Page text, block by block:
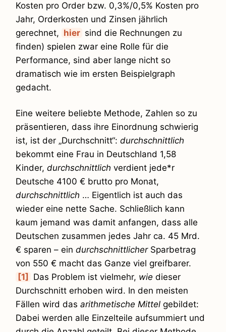
Kosten pro Order bzw. 0,3%/0,5% Kosten pro
Jahr, Orderkosten und Zinsen jährlich
gerechnet, hier sind die Rechnungen zu
finden) spielen zwar eine Rolle für die
Performance, sind aber lange nicht so
dramatisch wie im ersten Beispielgraph
gedacht.
Eine weitere beliebte Methode, Zahlen so zu
präsentieren, dass ihre Einordnung schwierig
ist, ist der „Durchschnitt“: durchschnittlich
bekommt eine Frau in Deutschland 1,58
Kinder, durchschnittlich verdient jede*r
Deutsche 4100 € brutto pro Monat,
durchschnittlich … Eigentlich ist auch das
wieder eine nette Sache. Schließlich kann
kaum jemand was damit anfangen, dass alle
Deutschen zusammen jedes Jahr ca. 45 Mrd.
€ sparen – ein durchschnittlicherSparbetrag
von 550 € macht das Ganze viel greifbarer.
[1] Das Problem ist vielmehr, wie dieser
Durchschnitt erhoben wird. In den meisten
Fällen wird das arithmetische Mittel gebildet:
Dabei werden alle Einzelteile aufsummiert und